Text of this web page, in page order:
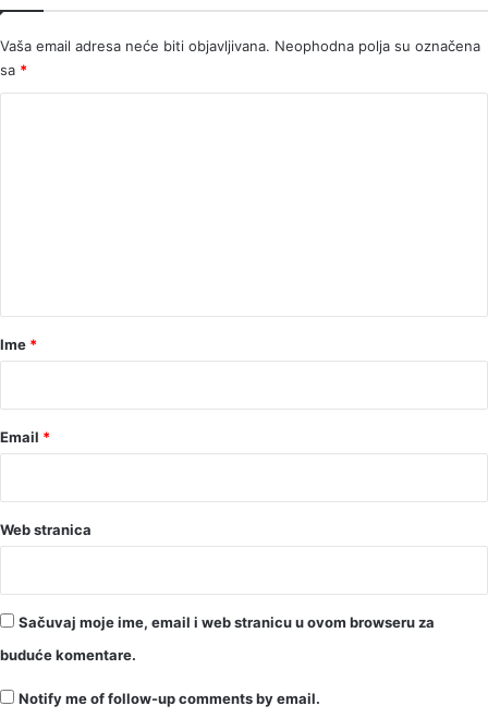
Vaša email adresa neće biti objavljivana. Neophodna polja su označena
sa *
r
Ime *
Email *
Web stranica
Sačuvaj moje ime, email i web stranicu u ovom browseru za
buduće komentare.
Notify me of follow-up comments by email.